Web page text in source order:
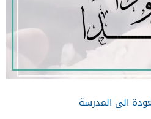
الى المدرسة